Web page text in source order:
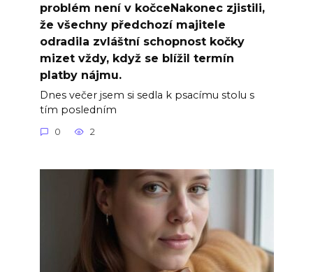
problém není v kočceNakonec zjistili,
že všechny předchozí majitele
odradila zvláštní schopnost kočky
mizet vždy, když se blížil termín
platby nájmu.
Dnes večer jsem si sedla k psacímu stolu s
tím posledním
0 2